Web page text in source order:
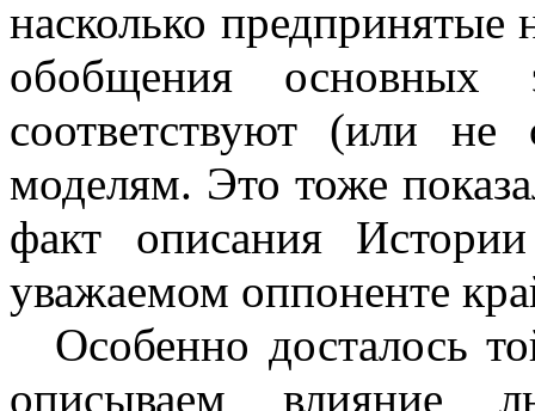
насколько
обобщения основных
соответствуют (или не
моделям. Это тоже
факт описания
уважаемом оппоненте
Особенно досталось
описываем влияние